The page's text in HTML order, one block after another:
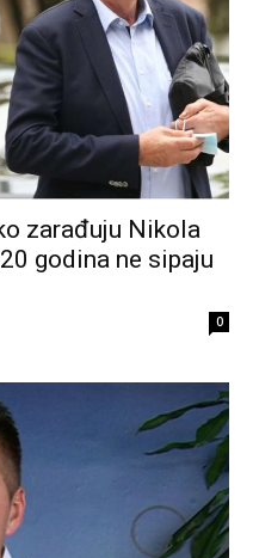
zarađuju Nikola
godina ne sipaju
0